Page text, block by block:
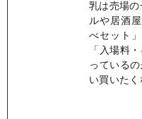
乳は売場
ルや居酒
べセット
「入場料
っている
い買いたく